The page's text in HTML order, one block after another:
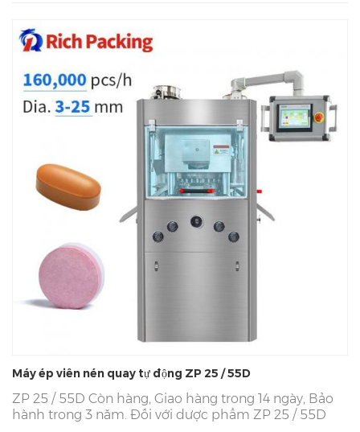
Máy ép viên nén quay tự động ZP 25 / 55D
ZP 25 / 55D Còn hàng, Giao hàng trong 14 ngày, Bảo
hành trong 3 năm. Đối với dược phẩm ZP 25 / 55D